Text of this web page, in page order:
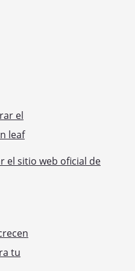
el sitio web oficial de